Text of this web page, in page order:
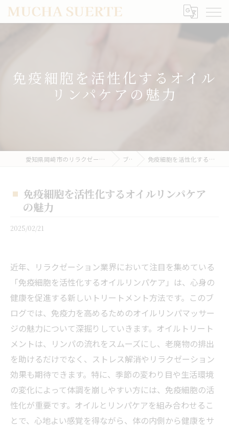
免疫細胞を活性化するオイル
リンパケアの魅力
愛知県岡崎市のリラクゼーションならMUCHA SUERTE ブログ 免疫細胞を活性化するオイルリンパケアの魅力
免疫細胞を活性化するオイルリンパケア
の魅力
2025/02/21
近年、リラクゼーション業界において注目を集めている
「免疫細胞を活性化するオイルリンパケア」は、心身の
健康を促進する新しいトリートメント方法です。このブ
ログでは、免疫力を高めるためのオイルリンパマッサー
ジの魅力について深掘りしていきます。オイルトリート
メントは、リンパの流れをスムーズにし、老廃物の排出
を助けるだけでなく、ストレス解消やリラクゼーション
効果も期待できます。特に、季節の変わり目や生活環境
の変化によって体調を崩しやすい方には、免疫細胞の活
性化が重要です。オイルとリンパケアを組み合わせるこ
とで、心地よい感覚を得ながら、体の内側から健康をサ